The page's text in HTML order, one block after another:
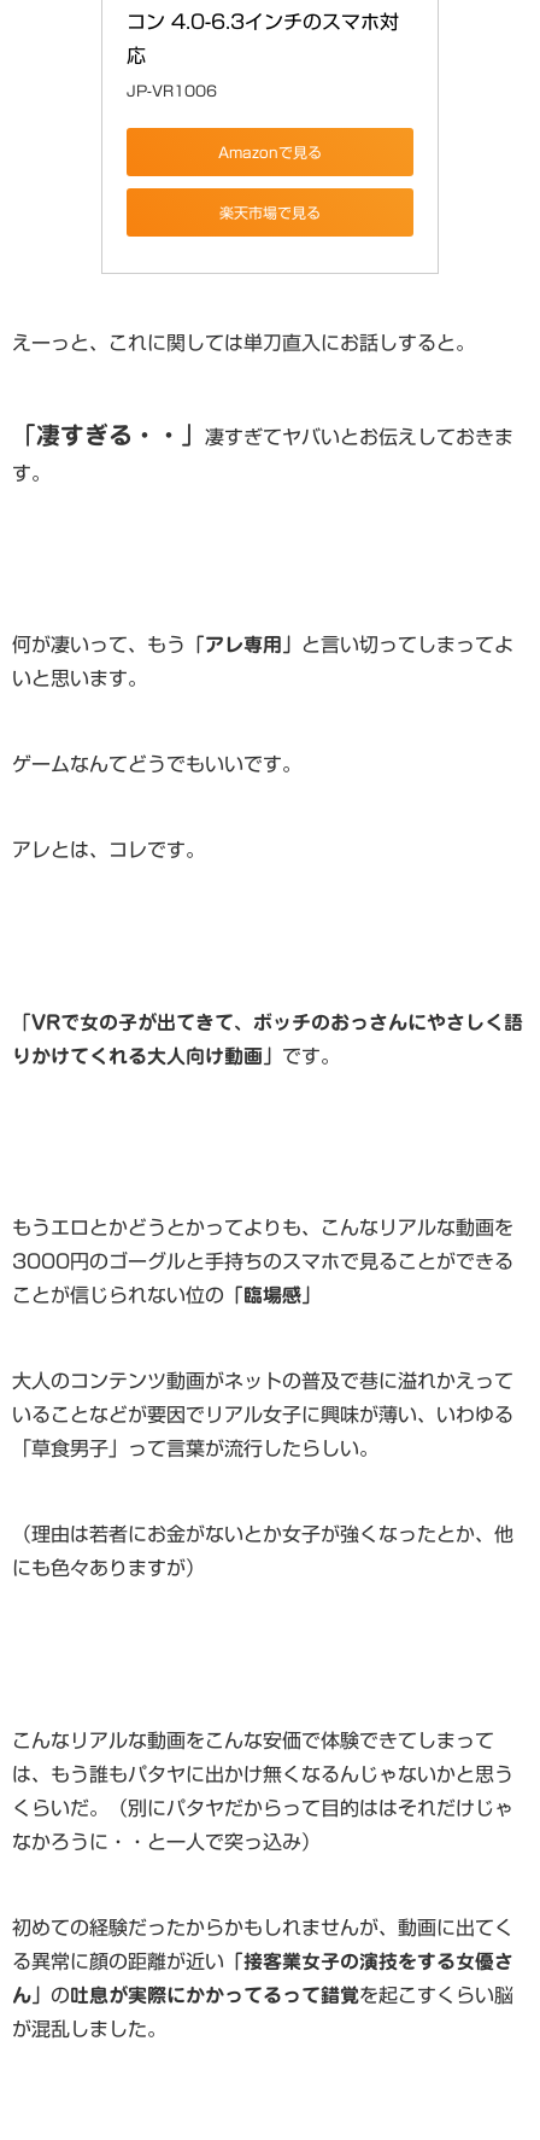
コン 4.0-6.3インチのスマホ対
応
JP-VR1006
Amazonで見る
楽天市場で見る
えーっと、これに関しては単刀直入にお話しすると。
「凄すぎる・・」
凄すぎてヤバいとお伝えしておきま
す。
何が凄いって、もう 「アレ専用」 と言い切ってしまってよ
いと思います。
ゲームなんてどうでもいいです。
アレとは、コレです。
「VRで女の子が出てきて、ボッチのおっさんにやさしく語
りかけてくれる大人向け動画」 です。
もうエロとかどうとかってよりも、こんなリアルな動画を
3000円のゴーグルと手持ちのスマホで見ることができる
ことが信じられない位の 「臨場感」
大人のコンテンツ動画がネットの普及で巷に溢れかえって
いることなどが要因でリアル女子に興味が薄い、いわゆる
「草食男子」って言葉が流行したらしい。
（理由は若者にお金がないとか女子が強くなったとか、他
にも色々ありますが）
こんなリアルな動画をこんな安価で体験できてしまって
は、もう誰もパタヤに出かけ無くなるんじゃないかと思う
くらいだ。（別にパタヤだからって目的ははそれだけじゃ
なかろうに・・と一人で突っ込み）
初めての経験だったからかもしれませんが、動画に出てく
る異常に顔の距離が近い 「接客業女子の演技をする女優さ
ん」 の吐息が実際にかかってるって錯覚を起こすくらい脳
が混乱しました。